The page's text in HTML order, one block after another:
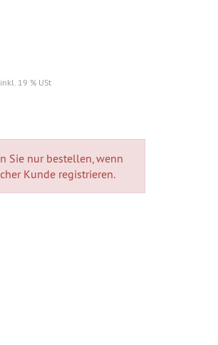
inkl. 19 % USt
Sie nur bestellen, wenn
Kunde registrieren.